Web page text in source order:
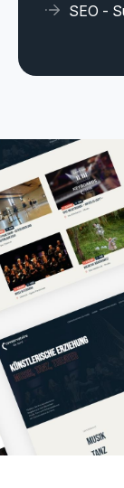
SEO -